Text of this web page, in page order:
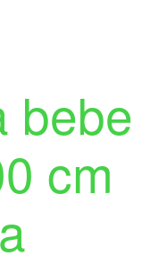
bebe
cm